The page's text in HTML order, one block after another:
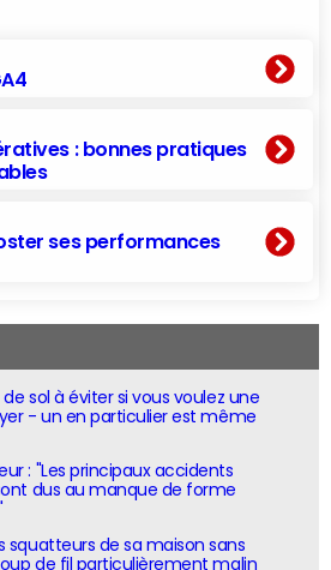
: bonnes pratiques
ses performances
sol à éviter si vous voulez une
- un en particulier est même
: "Les principaux accidents
dus au manque de forme
squatteurs de sa maison sans
de fil particulièrement malin